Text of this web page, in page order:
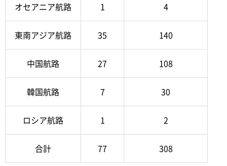
オセアニア航路 1 4
東南アジア航路 35 140
中国航路 27 108
韓国航路 7 30
ロシア航路 1 2
合計 77 308